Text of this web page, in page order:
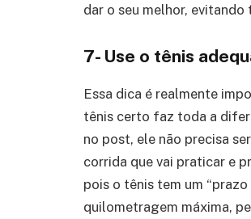
dar o seu melhor,
7- Use o tênis
Essa dica é realmente
tênis certo faz toda a
no post, ele não precisa
corrida que vai praticar e
pois o tênis tem um
quilometragem máxima,